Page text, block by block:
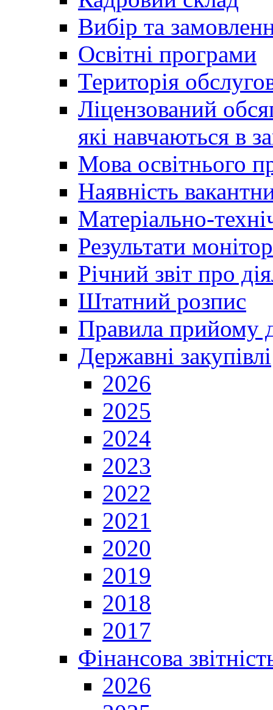
Вибір та
Освітні програми
Територія
Ліцензований
які навчаються в
Мова освітнього
Наявність
Матеріально-
Результати
Річний звіт про
Штатний розпис
Правила прийому
Державні закупівлі
2026
2025
2024
2023
2022
2021
2020
2019
2018
2017
Фінансова
2026